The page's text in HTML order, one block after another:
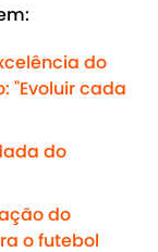
do
"Evoluir cada
do
do
o futebol